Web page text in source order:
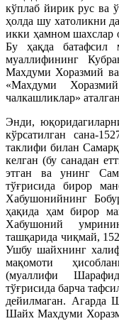
кўплаб йирик рус ва
ҳолда шу хатоликни
икки ҳамном шахслар
Бу ҳақда батафсил
муаллифининг
Махдуми Хоразмий
«Mахдуми
чалкашликлар»
Энди,
кўрсатилган сана-
таклифи билан
келган (бу санадан
этган ва унинг
тўғрисида бирор
Хабушонийнинг
ҳақида ҳам бирор
Хабушоний
ташқарида чиқмай,
Ушбу шайхнинг
мақомоти
(муаллифи
тўғрисида барча
дейилмаган. Агарда
Шайх Махдуми